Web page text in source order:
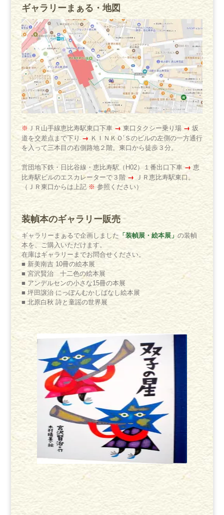
ギャラリーまぁる・地図
※ ＪＲ山手線恵比寿駅東口下車 → 東口タクシー乗り場 → 坂
道を交差点まで下り → ＫＩＮＫＯ’Ｓのビルの左側の一方通行
を入って三本目の右側路地２階。東口から徒歩３分。
営団地下鉄・日比谷線・恵比寿駅（H02）１番出口下車 → 恵
比寿駅ビルのエスカレーターで３階 → ＪＲ恵比寿駅東口。
（ＪＲ東口からは上記※ 参照ください）
装幀本のギャラリー販売
ギャラリーまぁるで企画しました 「装幀展・絵本展」 の装幀
本を、ご購入いただけます。
在庫はギャラリーまでお問合せください。
■ 新美南吉 10冊の絵本展
■ 宮沢賢治 十二色の絵本展
■ アンデルセンの小さな15冊の本展
■ 坪田譲治 にっぽんむかしばなし絵本展
■ 北原白秋 詩と童謡の世界展